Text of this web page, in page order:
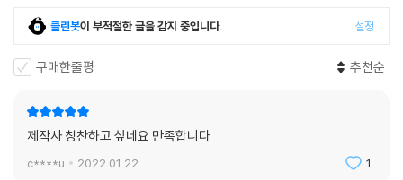
StudioDigital Editing by 전소영 @MayTree StudioMixed by 장상
인 @MayTree Studio
5. 늙은 군인의 노래 - 유리상자
Lyrics & Composed by 김민기Arranged by 전영호Vocal by 박승화
클린봇이 부적절한 글을 감지 중입니다. 설정
구매한줄평 추천순
제작사 칭찬하고 싶네요 만족합니다
c****u 2022.01.22. 1